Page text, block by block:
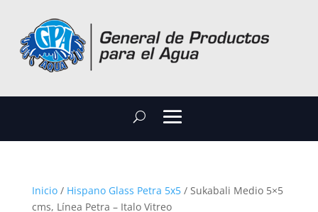
Inicio/ Hispano Glass Petra 5x5/ Sukabali Medio 5×5
cms, Línea Petra – Italo Vitreo